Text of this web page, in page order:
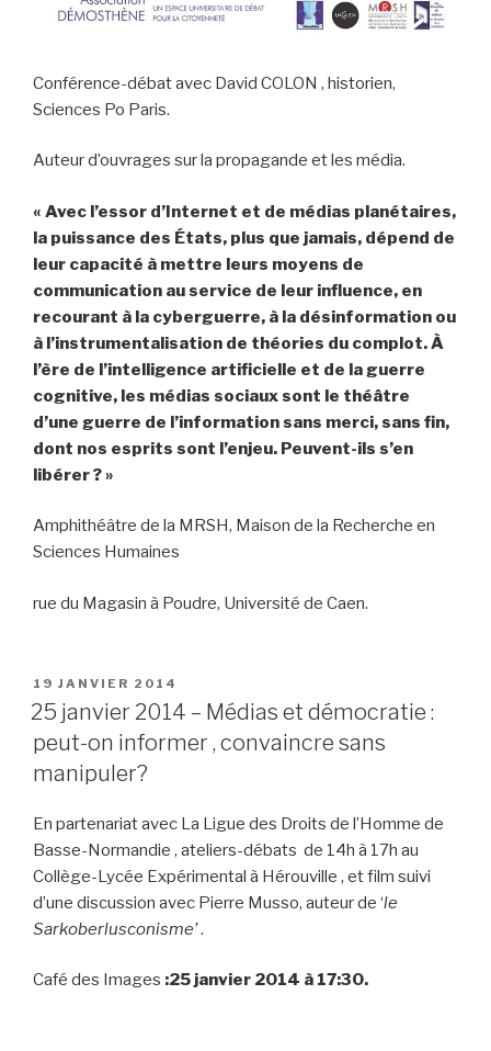
Conférence-débat avec David COLON , historien,
Sciences Po Paris.
Auteur d’ouvrages sur la propagande et les média.
« Avec l’essor d’Internet et de médias planétaires,
la puissance des États, plus que jamais, dépend de
leur capacité à mettre leurs moyens de
communication au service de leur influence, en
recourant à la cyberguerre, à la désinformation ou
à l’instrumentalisation de théories du complot. À
l’ère de l’intelligence artificielle et de la guerre
cognitive, les médias sociaux sont le théâtre
d’une guerre de l’information sans merci, sans fin,
dont nos esprits sont l’enjeu. Peuvent-ils s’en
libérer ? »
Amphithéâtre de la MRSH, Maison de la Recherche en
Sciences Humaines
rue du Magasin à Poudre, Université de Caen.
PUBLIÉ
LE
19 JANVIER 2014
25 janvier 2014 – Médias et démocratie :
peut-on informer , convaincre sans
manipuler?
En partenariat avec La Ligue des Droits de l’Homme de
Basse-Normandie , ateliers-débats de 14h à 17h au
Collège-Lycée Expérimental à Hérouville , et film suivi
d’une discussion avec Pierre Musso, auteur de ‘le
Sarkoberlusconisme’.
Café des Images :25 janvier 2014 à 17:30.